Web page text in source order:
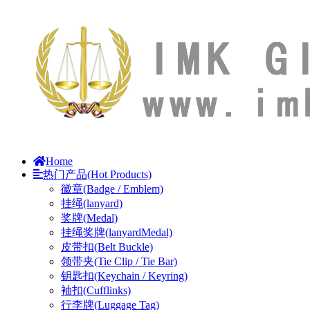
Home
热门产品(Hot Products)
徽章(Badge / Emblem)
挂绳(lanyard)
奖牌(Medal)
挂绳奖牌(lanyardMedal)
皮带扣(Belt Buckle)
领带夹(Tie Clip / Tie Bar)
钥匙扣(Keychain / Keyring)
袖扣(Cufflinks)
行李牌(Luggage Tag)